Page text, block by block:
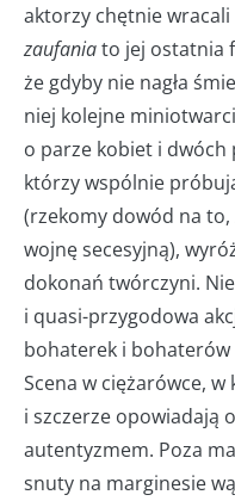
aktorzy chętnie
zaufaniato jej ostatnia
że gdyby nie nagła
niej kolejne
o parze kobiet i
którzy wspólnie
(rzekomy dowód na to,
wojnę secesyjną),
dokonań twórczyni.
i quasi-przygodowa
bohaterek i
Scena w ciężarówce,
i szczerze opowiadają
autentyzmem. Poza
snuty na marginesie